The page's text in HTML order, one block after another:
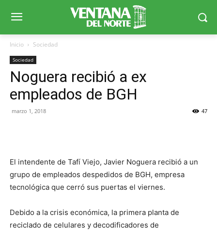
Inicio Sociedad
Sociedad
Noguera recibió a ex
empleados de BGH
marzo 1, 2018 47
El intendente de Tafí Viejo, Javier Noguera recibió a un
grupo de empleados despedidos de BGH, empresa
tecnológica que cerró sus puertas el viernes.
Debido a la crisis económica, la primera planta de
reciclado de celulares y decodificadores de